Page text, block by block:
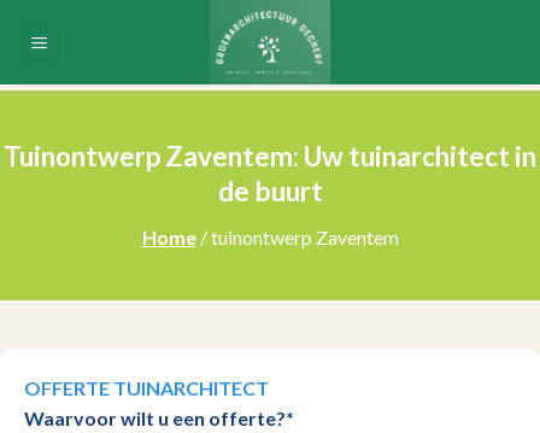
Tuinontwerp Zaventem: Uw tuinarchitect in
de buurt
Home/ tuinontwerp Zaventem
OFFERTE TUINARCHITECT
Waarvoor wilt u een offerte?*